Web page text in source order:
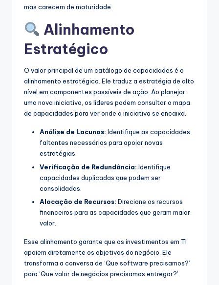
mas carecem de maturidade.
Alinhamento
Estratégico
O valor principal de um catálogo de capacidades é o
alinhamento estratégico. Ele traduz a estratégia de alto
nível em componentes passíveis de ação. Ao planejar
uma nova iniciativa, os líderes podem consultar o mapa
de capacidades para ver onde a iniciativa se encaixa.
Análise de Lacunas: Identifique as capacidades
faltantes necessárias para apoiar novas
estratégias.
Verificação de Redundância: Identifique
capacidades duplicadas que podem ser
consolidadas.
Alocação de Recursos: Direcione os recursos
financeiros para as capacidades que geram maior
valor.
Esse alinhamento garante que os investimentos em TI
apoiem diretamente os objetivos do negócio. Ele
transforma a conversa de ‘Que software precisamos?’
para ‘Que valor de negócios precisamos entregar?’